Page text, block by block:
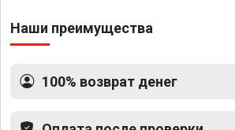
Наши преимущества
100% возврат денег